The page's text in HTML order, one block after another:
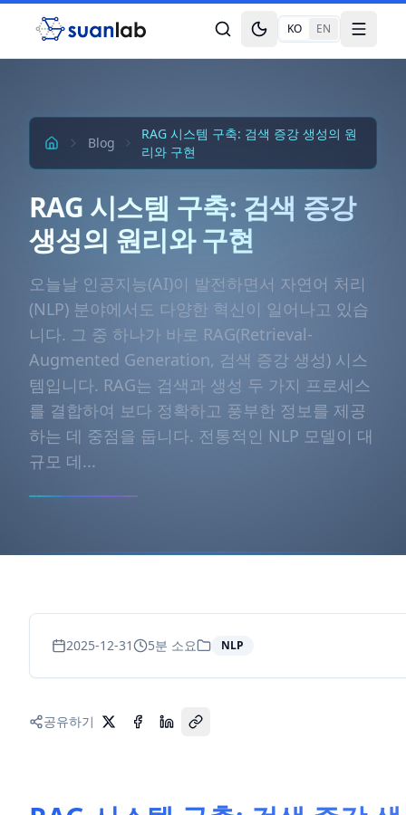
본문으로 건너뛰기
Toggle theme
KO EN Toggle
Blog
RAG 시스템 구축: 검색 증강 생성의 원
리와 구현
RAG 시스템 구축: 검색 증강
생성의 원리와 구현
오늘날 인공지능(AI)이 발전하면서 자연어 처리
(NLP) 분야에서도 다양한 혁신이 일어나고 있습
니다. 그 중 하나가 바로 RAG(Retrieval-
Augmented Generation, 검색 증강 생성) 시스
템입니다. RAG는 검색과 생성 두 가지 프로세스
를 결합하여 보다 정확하고 풍부한 정보를 제공
하는 데 중점을 둡니다. 전통적인 NLP 모델이 대
규모 데...
2025-12-31 5분 소요 NLP
공유하기